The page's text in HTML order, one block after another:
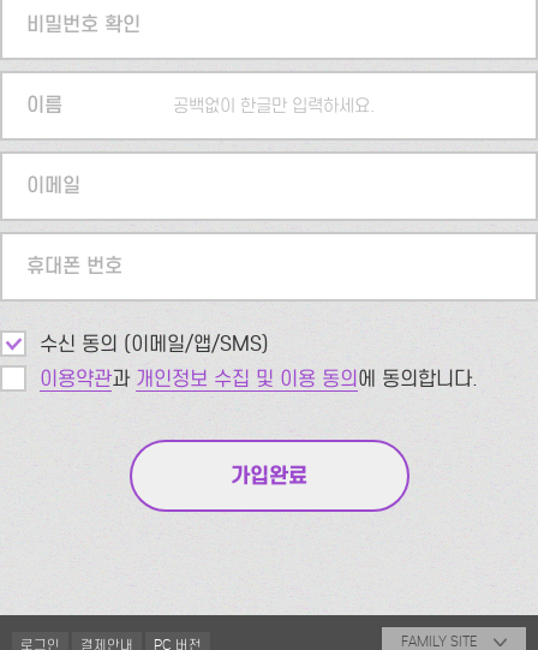
비밀번호 확인
이름 공백없이 한글만 입력하세요.
이메일
휴대폰 번호
수신 동의 (이메일/앱/SMS)
이용약관과 개인정보 수집 및 이용 동의에 동의합니다.
로그인 결제안내 PC 버전 FAMILY SITE